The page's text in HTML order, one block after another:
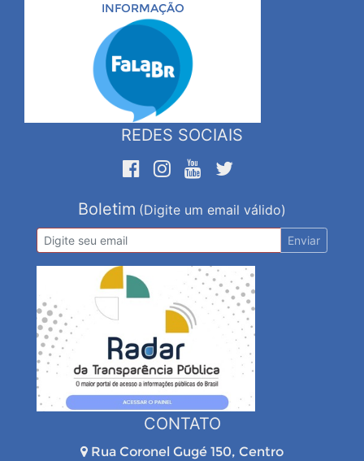
INFORMAÇÃO
REDES SOCIAIS
Boletim (Digite um email válido)
Enviar
CONTATO
Rua Coronel Gugé 150, Centro